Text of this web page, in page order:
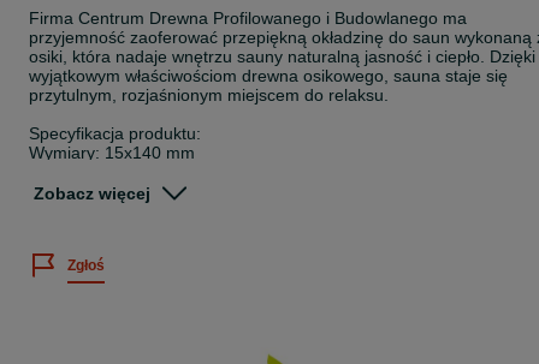
Firma Centrum Drewna Profilowanego i Budowlanego ma
przyjemność zaoferować przepiękną okładzinę do saun wykonaną
osiki, która nadaje wnętrzu sauny naturalną jasność i ciepło. Dzięki
wyjątkowym właściwościom drewna osikowego, sauna staje się
przytulnym, rozjaśnionym miejscem do relaksu.
Specyfikacja produktu:
Wymiary: 15x140 mm
Cena: Podana cena dotyczy 1 m² (liczonego z piórem)
- Deski tarasowe
- Boazeria/Podbitka
Zobacz więcej
Zgłoś